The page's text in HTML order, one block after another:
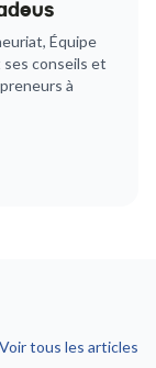
Équipe
conseils et
à
Voir tous les articles